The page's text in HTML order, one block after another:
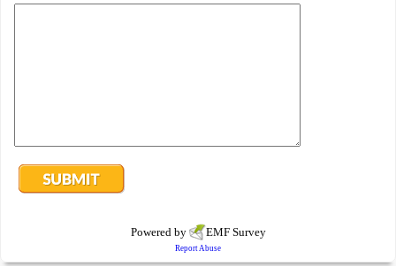
Powered by EMF Survey
Report Abuse